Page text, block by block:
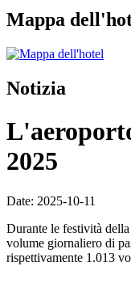
Mappa
Notizia
2025
Date: 2025-10-11
Durante le festività
volume giornaliero di
rispettivamente 1.013